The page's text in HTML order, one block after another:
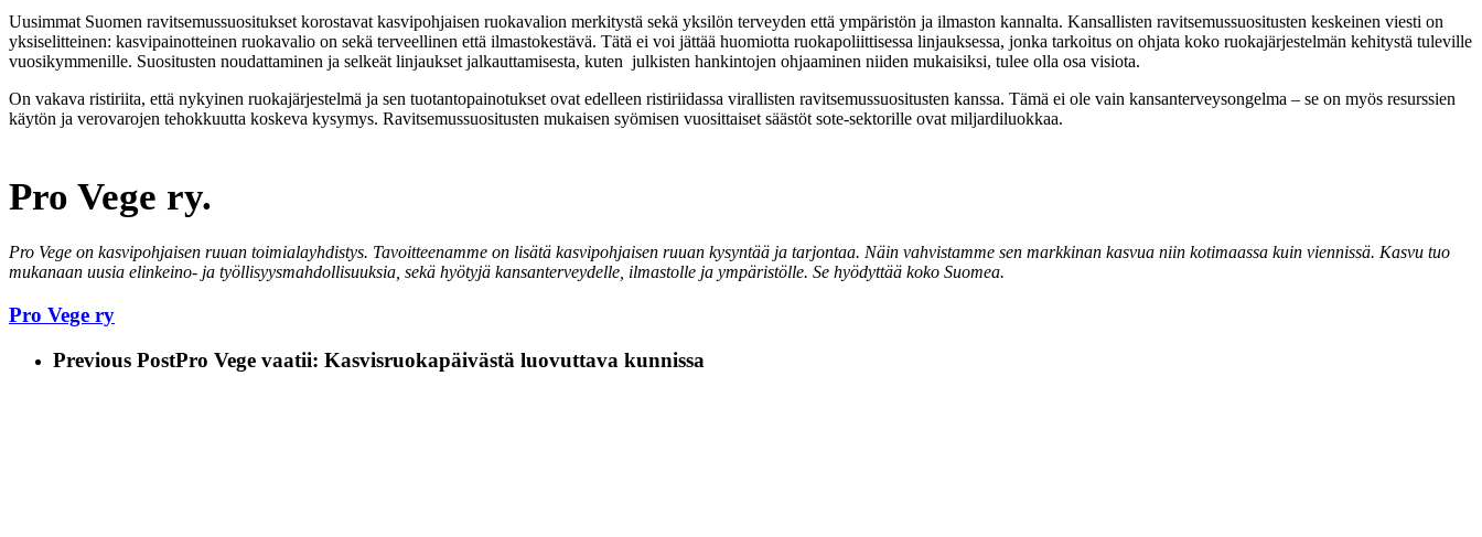
Uusimmat Suomen ravitsemussuositukset korostavat kasvipohjaisen ruokavalion merkitystä sekä yksilön terveyden että ympäristön ja ilmaston kannalta. Kansallisten ravitsemussuositusten keskeinen viesti on
yksiselitteinen: kasvipainotteinen ruokavalio on sekä terveellinen että ilmastokestävä. Tätä ei voi jättää huomiotta ruokapoliittisessa linjauksessa, jonka tarkoitus on ohjata koko ruokajärjestelmän kehitystä tuleville
vuosikymmenille. Suositusten noudattaminen ja selkeät linjaukset jalkauttamisesta, kuten julkisten hankintojen ohjaaminen niiden mukaisiksi, tulee olla osa visiota.
On vakava ristiriita, että nykyinen ruokajärjestelmä ja sen tuotantopainotukset ovat edelleen ristiriidassa virallisten ravitsemussuositusten kanssa. Tämä ei ole vain kansanterveysongelma – se on myös resurssien
käytön ja verovarojen tehokkuutta koskeva kysymys. Ravitsemussuositusten mukaisen syömisen vuosittaiset säästöt sote-sektorille ovat miljardiluokkaa.
Pro Vege ry.
Pro Vege on kasvipohjaisen ruuan toimialayhdistys. Tavoitteenamme on lisätä kasvipohjaisen ruuan kysyntää ja tarjontaa. Näin vahvistamme sen markkinan kasvua niin kotimaassa kuin viennissä. Kasvu tuo
mukanaan uusia elinkeino- ja työllisyysmahdollisuuksia, sekä hyötyjä kansanterveydelle, ilmastolle ja ympäristölle. Se hyödyttää koko Suomea.
Pro Vege ry
Previous PostPro Vege vaatii: Kasvisruokapäivästä luovuttava kunnissa